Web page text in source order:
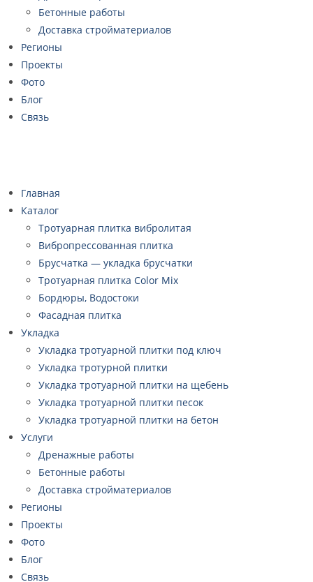
Бетонные работы
Доставка стройматериалов
Регионы
Проекты
Фото
Блог
Связь
Главная
Каталог
Тротуарная плитка вибролитая
Вибропрессованная плитка
Брусчатка — укладка брусчатки
Тротуарная плитка Color Mix
Бордюры, Водостоки
Фасадная плитка
Укладка
Укладка тротуарной плитки под ключ
Укладка тротурной плитки
Укладка тротуарной плитки на щебень
Укладка тротуарной плитки песок
Укладка тротуарной плитки на бетон
Услуги
Дренажные работы
Бетонные работы
Доставка стройматериалов
Регионы
Проекты
Фото
Блог
Связь